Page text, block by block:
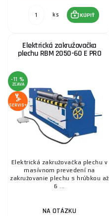
ks KÚPIŤ
Elektrická zakružovačka
plechu RBM 2050-60 E PRO
-11 %
ZĽAVA
SERVIS+
Elektrická zakružovačka plechu v
masívnom prevedení na
zakružovanie plechu s hrúbkou až
6 ...
NA OTÁZKU